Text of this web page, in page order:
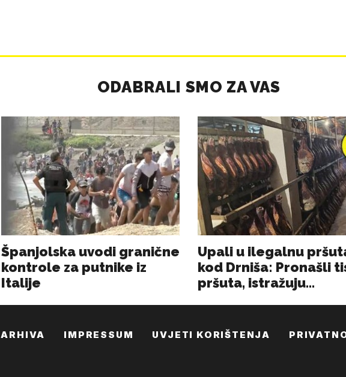
ARHIVA IMPRESSUM UVJETI KORIŠTENJA